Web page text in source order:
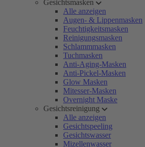
Gesichtsmasken
Alle anzeigen
Augen- & Lippenmasken
Feuchtigkeitsmasken
Reinigungsmasken
Schlammmasken
Tuchmasken
Anti-Aging-Masken
Anti-Pickel-Masken
Glow Masken
Mitesser-Masken
Overnight Maske
Gesichtsreinigung
Alle anzeigen
Gesichtspeeling
Gesichtswasser
Mizellenwasser